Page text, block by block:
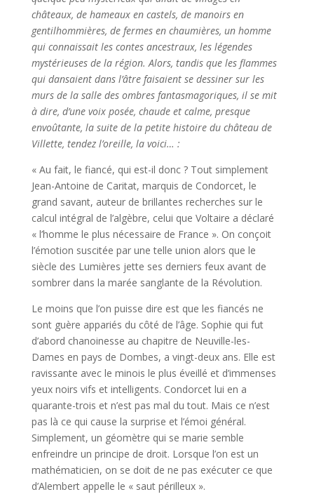
châteaux, de hameaux en castels, de manoirs en
gentilhommières, de fermes en chaumières, un homme
qui connaissait les contes ancestraux, les légendes
mystérieuses de la région. Alors, tandis que les flammes
qui dansaient dans l’âtre faisaient se dessiner sur les
murs de la salle des ombres fantasmagoriques, il se mit
à dire, d’une voix posée, chaude et calme, presque
envoûtante, la suite de la petite histoire du château de
Villette, tendez l’oreille, la voici… :
« Au fait, le fiancé, qui est-il donc ? Tout simplement
Jean-Antoine de Caritat, marquis de Condorcet, le
grand savant, auteur de brillantes recherches sur le
calcul intégral de l’algèbre, celui que Voltaire a déclaré
« l’homme le plus nécessaire de France ». On conçoit
l’émotion suscitée par une telle union alors que le
siècle des Lumières jette ses derniers feux avant de
sombrer dans la marée sanglante de la Révolution.
Le moins que l’on puisse dire est que les fiancés ne
sont guère appariés du côté de l’âge. Sophie qui fut
d’abord chanoinesse au chapitre de Neuville-les-
Dames en pays de Dombes, a vingt-deux ans. Elle est
ravissante avec le minois le plus éveillé et d’immenses
yeux noirs vifs et intelligents. Condorcet lui en a
quarante-trois et n’est pas mal du tout. Mais ce n’est
pas là ce qui cause la surprise et l’émoi général.
Simplement, un géomètre qui se marie semble
enfreindre un principe de droit. Lorsque l’on est un
mathématicien, on se doit de ne pas exécuter ce que
d’Alembert appelle le « saut périlleux ».